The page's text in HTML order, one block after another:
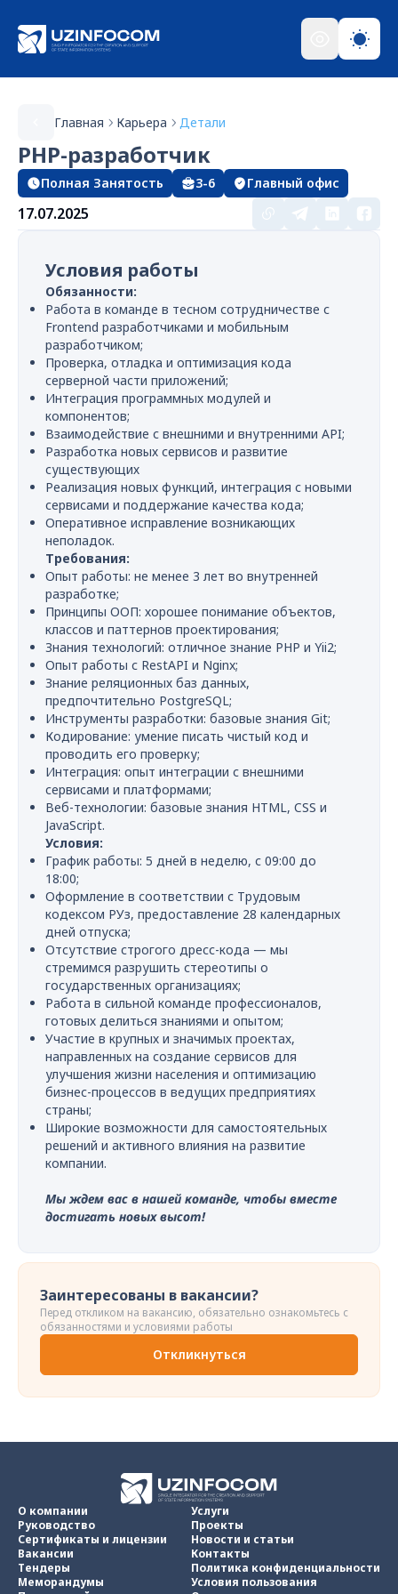
Главная Карьера Детали
PHP-разработчик
Полная Занятость 3-6 Главный офис
17.07.2025
Условия работы
Обязанности:
Работа в команде в тесном сотрудничестве с
Frontend разработчиками и мобильным
разработчиком;
Проверка, отладка и оптимизация кода
серверной части приложений;
Интеграция программных модулей и
компонентов;
Взаимодействие с внешними и внутренними API;
Разработка новых сервисов и развитие
существующих
Реализация новых функций, интеграция с новыми
сервисами и поддержание качества кода;
Оперативное исправление возникающих
неполадок.
Требования:
Опыт работы: не менее 3 лет во внутренней
разработке;
Принципы ООП: хорошее понимание объектов,
классов и паттернов проектирования;
Знания технологий: отличное знание PHP и Yii2;
Опыт работы с RestAPI и Nginx;
Знание реляционных баз данных,
предпочтительно PostgreSQL;
Инструменты разработки: базовые знания Git;
Кодирование: умение писать чистый код и
проводить его проверку;
Интеграция: опыт интеграции с внешними
сервисами и платформами;
Веб-технологии: базовые знания HTML, CSS и
JavaScript.
Условия:
График работы: 5 дней в неделю, с 09:00 до
18:00;
Оформление в соответствии с Трудовым
кодексом РУз, предоставление 28 календарных
дней отпуска;
Отсутствие строгого дресс-кода — мы
стремимся разрушить стереотипы о
государственных организациях;
Работа в сильной команде профессионалов,
готовых делиться знаниями и опытом;
Участие в крупных и значимых проектах,
направленных на создание сервисов для
улучшения жизни населения и оптимизацию
бизнес-процессов в ведущих предприятиях
страны;
Широкие возможности для самостоятельных
решений и активного влияния на развитие
компании.
Мы ждем вас в нашей команде, чтобы вместе
достигать новых высот!
Заинтересованы в вакансии?
Перед откликом на вакансию, обязательно ознакомьтесь с
обязанностями и условиями работы
Откликнуться
О компании
Руководство
Сертификаты и лицензии
Вакансии
Тендеры
Меморандумы
Услуги
Проекты
Новости и статьи
Контакты
Политика конфиденциальности
Условия пользования